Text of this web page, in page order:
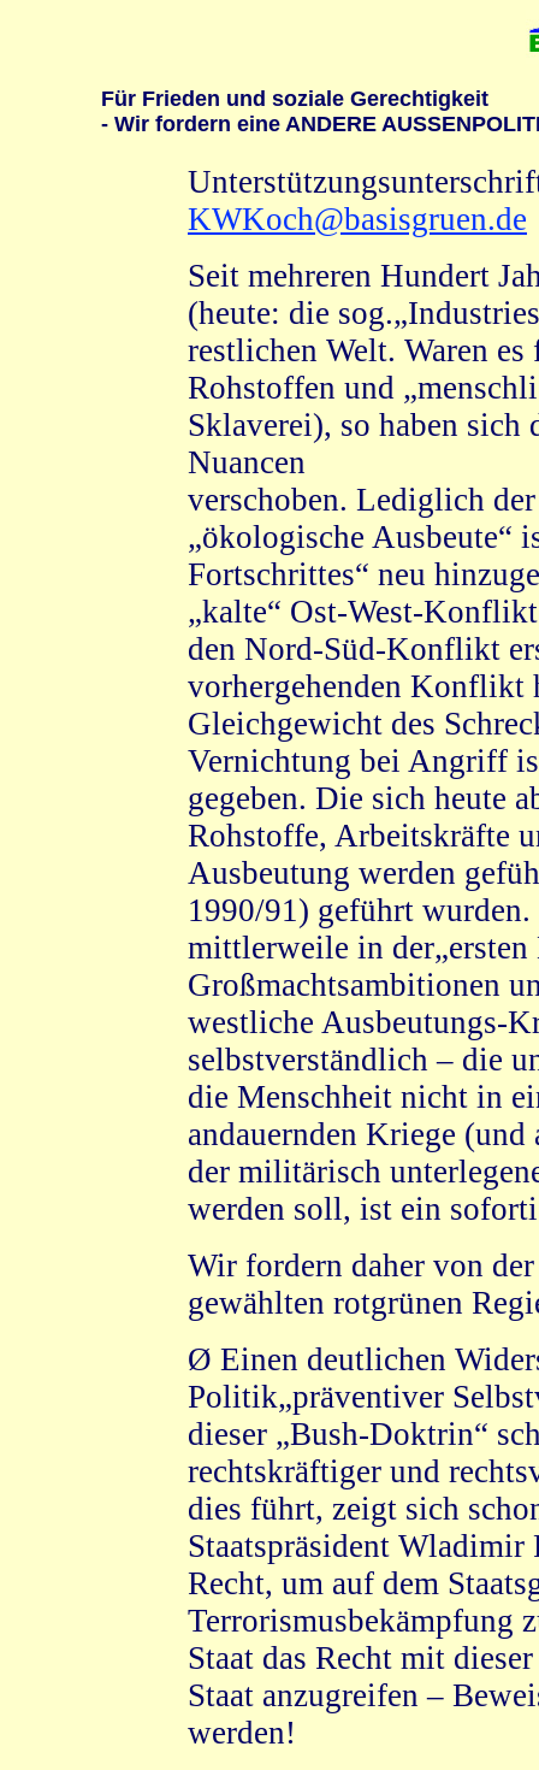
Für Frieden und soziale Gerechtigkeit
- Wir fordern eine ANDERE
KWKoch@basisgruen.de
Seit mehreren Hundert
(heute: die
restlichen Welt. Waren
Rohstoffen und
Sklaverei), so haben sich
Nuancen
verschoben. Lediglich
„ökologische Ausbeute“
Fortschrittes“ neu
„kalte“ Ost-West-
den Nord-Süd-Konflikt
vorhergehenden Konflikt
Gleichgewicht des
Vernichtung bei Angriff
gegeben. Die sich heute
Rohstoffe, Arbeitskräfte
Ausbeutung werden
1990/91) geführt
mittlerweile in
Großmachtsambitionen
westliche Ausbeutungs-
selbstverständlich – die
die Menschheit nicht in
andauernden Kriege
der militärisch
werden soll, ist ein
Wir fordern daher von
gewählten rotgrünen
Ø Einen deutlichen
Politik„präventiver
dieser „Bush-Doktrin“
rechtskräftiger und
dies führt, zeigt sich
Staatspräsident Wladimir
Recht, um auf dem
Terrorismusbekämpfung
Staat das Recht mit
Staat anzugreifen –
werden!